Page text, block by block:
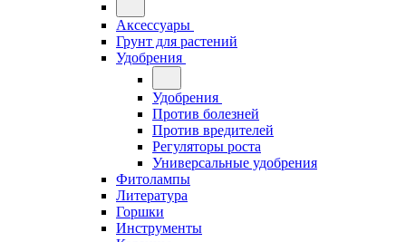
Аксессуары
Грунт для растений
Удобрения
Удобрения
Против болезней
Против вредителей
Регуляторы роста
Универсальные удобрения
Фитолампы
Литература
Горшки
Инструменты